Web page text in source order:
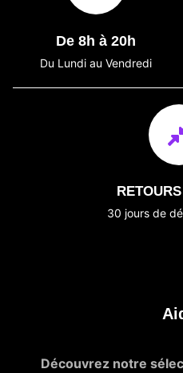
De 8h à 20h
Du Lundi au Vendredi
30 jours de
Découvrez notre